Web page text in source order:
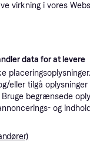
virkning i vores
data for at levere
eller tilgå
begrænsede
og